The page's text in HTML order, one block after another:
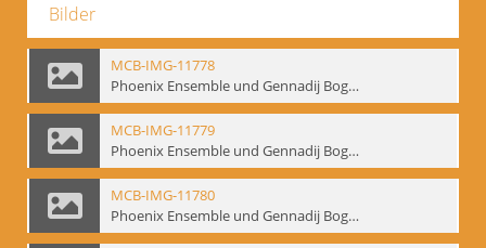
Bilder
MCB-IMG-11778
Phoenix Ensemble und Gennadij Bogdanow; BM-img-105-4
MCB-IMG-11779
Phoenix Ensemble und Gennadij Bogdanow; BM-img-105-5
MCB-IMG-11780
Phoenix Ensemble und Gennadij Bogdanow; BM-img-105-6